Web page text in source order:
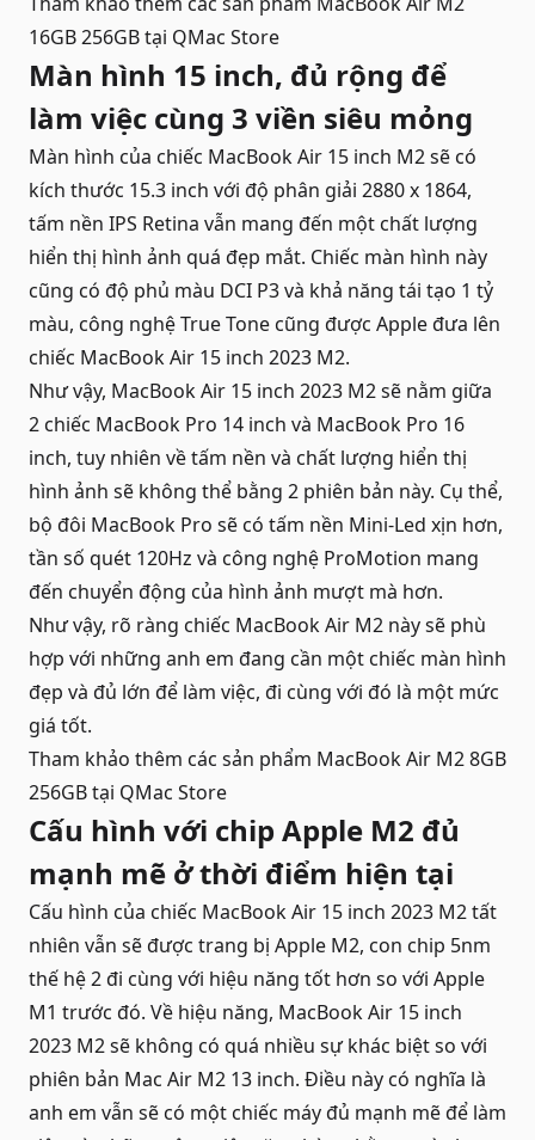
16GB 256GBtại QMac Store
Màn hình 15 inch, đủ rộng để
làm việc cùng 3 viền siêu mỏng
Màn hình của chiếc MacBook Air 15 inch M2 sẽ có
kích thước 15.3 inch với độ phân giải 2880 x 1864,
tấm nền IPS Retina vẫn mang đến một chất lượng
hiển thị hình ảnh quá đẹp mắt. Chiếc màn hình này
cũng có độ phủ màu DCI P3 và khả năng tái tạo 1 tỷ
màu, công nghệ True Tone cũng được Apple đưa lên
chiếc MacBook Air 15 inch 2023 M2.
Như vậy, MacBook Air 15 inch 2023 M2 sẽ nằm giữa
2 chiếc MacBook Pro 14 inch và MacBook Pro 16
inch, tuy nhiên về tấm nền và chất lượng hiển thị
hình ảnh sẽ không thể bằng 2 phiên bản này. Cụ thể,
bộ đôi MacBook Pro sẽ có tấm nền Mini-Led xịn hơn,
tần số quét 120Hz và công nghệ ProMotion mang
đến chuyển động của hình ảnh mượt mà hơn.
Như vậy, rõ ràng chiếc MacBook Air M2 này sẽ phù
hợp với những anh em đang cần một chiếc màn hình
đẹp và đủ lớn để làm việc, đi cùng với đó là một mức
giá tốt.
Tham khảo thêm các sản phẩm MacBook Air M2 8GB
256GBtại QMac Store
Cấu hình với chip Apple M2 đủ
mạnh mẽ ở thời điểm hiện tại
Cấu hình của chiếc MacBook Air 15 inch 2023 M2 tất
nhiên vẫn sẽ được trang bị Apple M2, con chip 5nm
thế hệ 2 đi cùng với hiệu năng tốt hơn so với Apple
M1 trước đó. Về hiệu năng, MacBook Air 15 inch
2023 M2 sẽ không có quá nhiều sự khác biệt so với
phiên bản Mac Air M2 13 inch. Điều này có nghĩa là
anh em vẫn sẽ có một chiếc máy đủ mạnh mẽ để làm